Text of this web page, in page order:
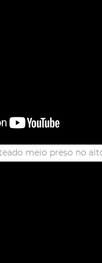
meio preso no